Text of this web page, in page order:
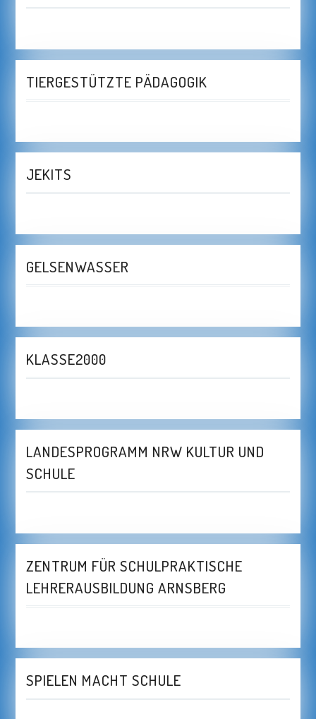
TIERGESTÜTZTE PÄDAGOGIK
JEKITS
GELSENWASSER
KLASSE2000
LANDESPROGRAMM NRW KULTUR UND
SCHULE
ZENTRUM FÜR SCHULPRAKTISCHE
LEHRERAUSBILDUNG ARNSBERG
SPIELEN MACHT SCHULE